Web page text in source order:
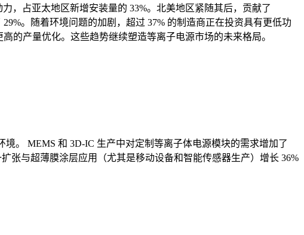
，占亚太地区新增安装量的 33%。北美地区紧随其后，贡献了
。随着环境问题的加剧，超过 37% 的制造商正在投资具有更低功
的产量优化。这些趋势继续塑造等离子电源市场的未来格局。
。 MEMS 和 3D-IC 生产中对定制等离子体电源模块的需求增加了
张与超薄膜涂层应用（尤其是移动设备和智能传感器生产）增长 36%